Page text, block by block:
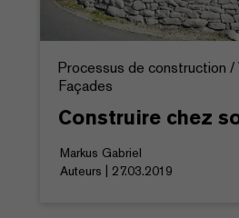
Processus de construction /
Façades
Construire chez
Markus Gabriel
Auteurs | 27.03.2019